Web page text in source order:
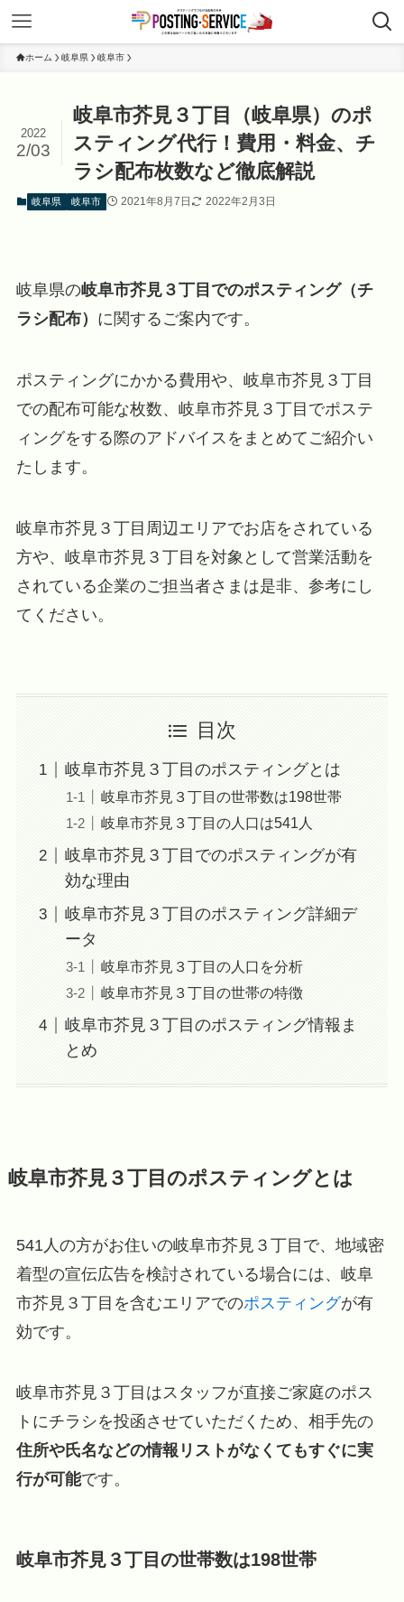
ホーム 岐阜県 岐阜市
岐阜市芥見３丁目（岐阜県）のポ
スティング代行！費用・料金、チ
ラシ配布枚数など徹底解説
2022
2/03
岐阜県 岐阜市 2021年8月7日 2022年2月3日
岐阜県の岐阜市芥見３丁目でのポスティング（チ
ラシ配布） に関するご案内です。
ポスティングにかかる費用や、岐阜市芥見３丁目
での配布可能な枚数、岐阜市芥見３丁目でポステ
ィングをする際のアドバイスをまとめてご紹介い
たします。
岐阜市芥見３丁目周辺エリアでお店をされている
方や、岐阜市芥見３丁目を対象として営業活動を
されている企業のご担当者さまは是非、参考にし
てください。
目次
岐阜市芥見３丁目のポスティングとは
岐阜市芥見３丁目の世帯数は198世帯
岐阜市芥見３丁目の人口は541人
岐阜市芥見３丁目でのポスティングが有
効な理由
岐阜市芥見３丁目のポスティング詳細デ
ータ
岐阜市芥見３丁目の人口を分析
岐阜市芥見３丁目の世帯の特徴
岐阜市芥見３丁目のポスティング情報ま
とめ
岐阜市芥見３丁目のポスティングとは
541人の方がお住いの岐阜市芥見３丁目で、地域密
着型の宣伝広告を検討されている場合には、岐阜
市芥見３丁目を含むエリアでのポスティングが有
効です。
岐阜市芥見３丁目はスタッフが直接ご家庭のポス
トにチラシを投函させていただくため、相手先の
住所や氏名などの情報リストがなくてもすぐに実
行が可能です。
岐阜市芥見３丁目の世帯数は198世帯